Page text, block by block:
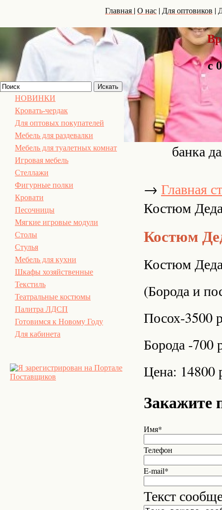
Главная | О нас | Для оптовиков |
с
НОВИНКИ
Кровать-чердак
Для оптовых покупателей
Мебель для раздевалки
Мебель для туалетных комнат
Игровая мебель
Стеллажи
Фигурные полки
Кровати
Песочницы
Мягкие игровые модули
Столы
Стулья
Мебель для кухни
Шкафы хозяйственные
Текстиль
Театральные костюмы
Палитра ЛДСП
Готовимся к Новому Году
Для кабинета
банка
→ Главная
Костюм
Костюм
Костюм
(Борода и
Посох-3500
Борода -700
Цена: 14800
Закажите
Имя*
Телефон
E-mail*
Текст